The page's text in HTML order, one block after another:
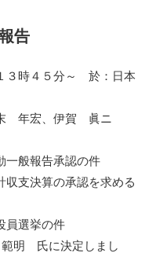
告
３時４５分～ 於：日本
年宏、伊賀 眞ニ
一般報告承認の件
収支決算の承認を求める
員選挙の件
に決定しまし